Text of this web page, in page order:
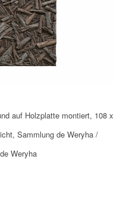
auf Holzplatte montiert, 108 x
Sammlung de Weryha /
Weryha